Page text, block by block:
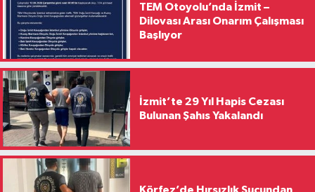
TEM Otoyolu’nda İzmit –
Dilovası Arası Onarım Çalışması
Başlıyor
İzmit’te 29 Yıl Hapis Cezası
Bulunan Şahıs Yakalandı
Körfez’de Hırsızlık Suçundan